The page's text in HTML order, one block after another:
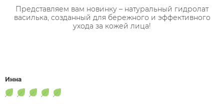
Представляем вам новинку – натуральный гидролат
василька, созданный для бережного и эффективного
ухода за кожей лица!
Инна